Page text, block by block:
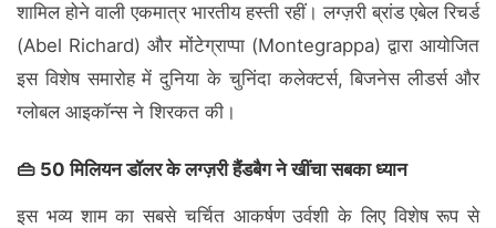
शामिल होने वाली एकमात्र भारतीय हस्ती रहीं। लग्ज़री ब्रांड एबेल रिचर्ड
(Abel Richard) और मोंटेग्राप्पा (Montegrappa) द्वारा आयोजित
इस विशेष समारोह में दुनिया के चुनिंदा कलेक्टर्स, बिजनेस लीडर्स और
ग्लोबल आइकॉन्स ने शिरकत की।
👜 50 मिलियन डॉलर के लग्ज़री हैंडबैग ने खींचा सबका ध्यान
इस भव्य शाम का सबसे चर्चित आकर्षण उर्वशी के लिए विशेष रूप से